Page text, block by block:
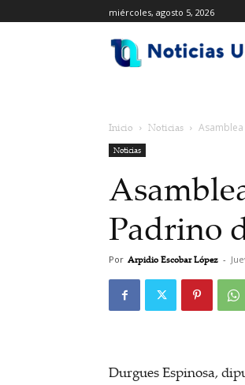
miércoles, agosto 5, 2026
Inicio Noticias
Noticias
Padrino
Por Arpidio Escobar López -
Durgues Espinosa,